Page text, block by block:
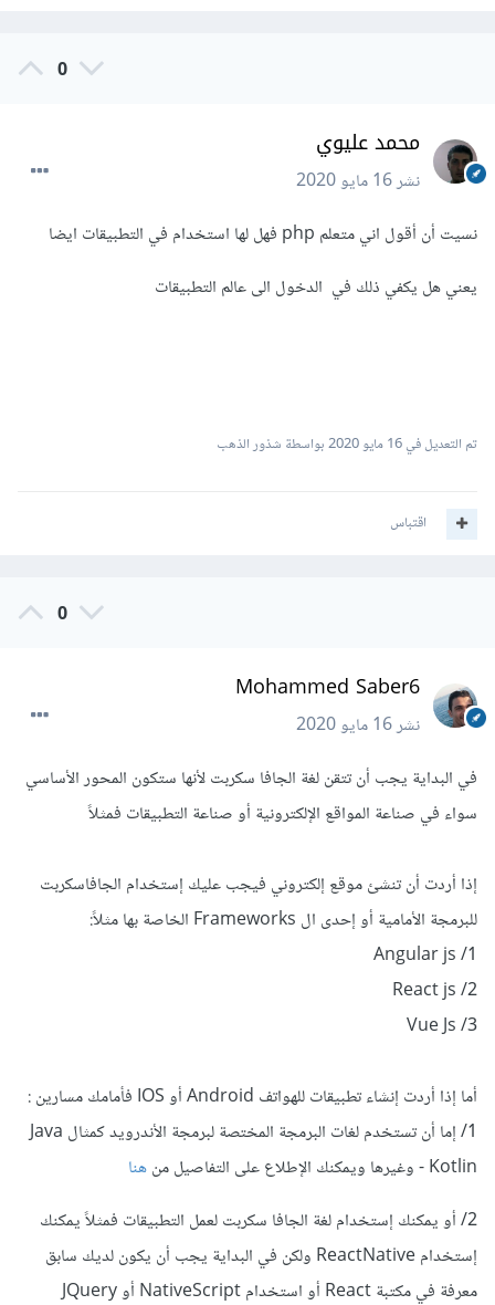
0
محمد عليوي
نشر16 مايو 2020
نسيت أن أقول اني متعلم php فهل لها استخدام في التطبيقات ايضا
يعني هل يكفي ذلك في الدخول الى عالم التطبيقات
تم التعديل في16 مايو 2020 بواسطة شذور الذهب
اقتباس
0
Mohammed Saber6
نشر16 مايو 2020
في البداية يجب أن تتقن لغة الجافا سكربت لأنها ستكون المحور الأساسي
سواء في صناعة المواقع الإلكترونية أو صناعة التطبيقات فمثلاً
إذا أردت أن تنشئ موقع إلكتروني فيجب عليك إستخدام الجافاسكربت
للبرمجة الأمامية أو إحدى ال Frameworks الخاصة بها مثلاً:
1/ Angular js
2/ React js
3/ Vue Js
أما إذا أردت إنشاء تطبيقات للهواتف Android أو IOS فأمامك مسارين :
1/ إما أن تستخدم لغات البرمجة المختصة لبرمجة الأندرويد كمثال Java
- Kotlin وغيرها ويمكنك الإطلاع على التفاصيل من
هنا
2/ أو يمكنك إستخدام لغة الجافا سكربت لعمل التطبيقات فمثلاً يمكنك
إستخدام ReactNative ولكن في البداية يجب أن يكون لديك سابق
معرفة في مكتبة React أو استخدام NativeScript أو JQuery